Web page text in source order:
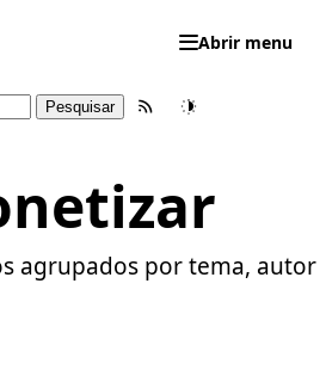
Abrir menu
Feed RSSTema
agrupados por tema, autor